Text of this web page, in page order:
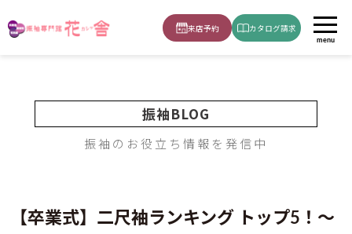
来店予約 カタログ請求
menu
【2023年 卒業式】二尺袖ランキング！～人気の着物はどんな色？柄？～
振袖BLOG
振袖のお役立ち情報を発信中
【卒業式】二尺袖ランキング トップ5！～